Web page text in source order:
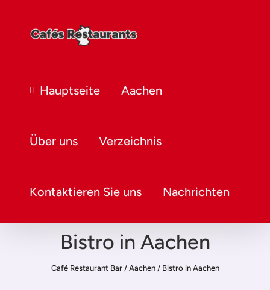
Hauptseite Aachen
Über uns Verzeichnis
Kontaktieren Sie uns Nachrichten
Bistro in Aachen
Café Restaurant Bar/ Aachen/ Bistro in Aachen